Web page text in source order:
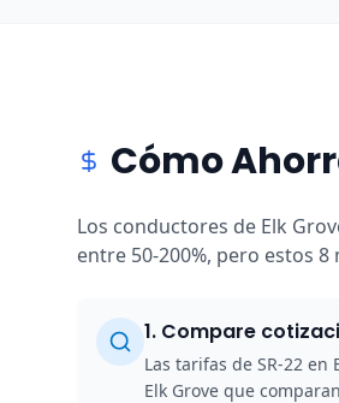
Cómo
Los conductores de Elk
entre 50-200%, pero estos
1. Compare
Las tarifas de SR-22
Elk Grove que